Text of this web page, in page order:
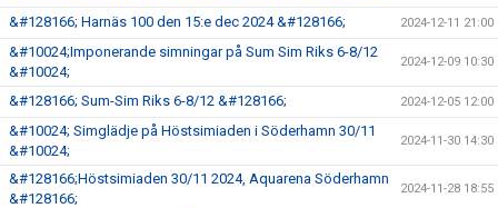
&#128166; Harnäs 100 den 15:e dec 2024 &#128166; 2024-12-11 21:00
&#10024;Imponerande simningar på Sum Sim Riks 6-8/12
&#10024;
2024-12-09 10:30
&#128166; Sum-Sim Riks 6-8/12 &#128166; 2024-12-05 12:00
&#10024; Simglädje på Höstsimiaden i Söderhamn 30/11
&#10024;
2024-11-30 14:30
&#128166;Höstsimiaden 30/11 2024, Aquarena Söderhamn
&#128166;
2024-11-28 18:55